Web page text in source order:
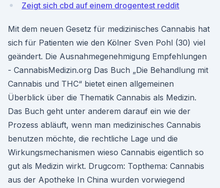
Zeigt sich cbd auf einem drogentest reddit
Mit dem neuen Gesetz für medizinisches Cannabis hat
sich für Patienten wie den Kölner Sven Pohl (30) viel
geändert. Die Ausnahmegenehmigung Empfehlungen
- CannabisMedizin.org Das Buch „Die Behandlung mit
Cannabis und THC“ bietet einen allgemeinen
Überblick über die Thematik Cannabis als Medizin.
Das Buch geht unter anderem darauf ein wie der
Prozess abläuft, wenn man medizinisches Cannabis
benutzen möchte, die rechtliche Lage und die
Wirkungsmechanismen wieso Cannabis eigentlich so
gut als Medizin wirkt. Drugcom: Topthema: Cannabis
aus der Apotheke In China wurden vorwiegend